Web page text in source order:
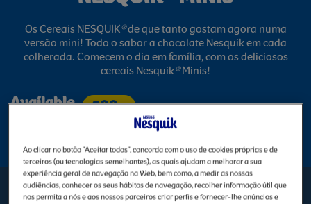
Os Cereais NESQUIK®de que tanto gostam agora numa
versão mini! Todo o sabor a chocolate Nesquik em cada
colherada. Comecem o dia em família, com os deliciosos
cereais Nesquik®Minis!
Available
300g
NESQUIK® Minis
Ao clicar no botão "Aceitar todos", concorda com o uso de cookies próprias e de
terceiros (ou tecnologias semelhantes), as quais ajudam a melhorar a sua
experiência geral de navegação na Web, bem como, a medir as nossas
audiências, conhecer os seus hábitos de navegação, recolher informação útil que
nos permita a nós e aos nossos parceiros criar perfis e fornecer-lhe anúncios e